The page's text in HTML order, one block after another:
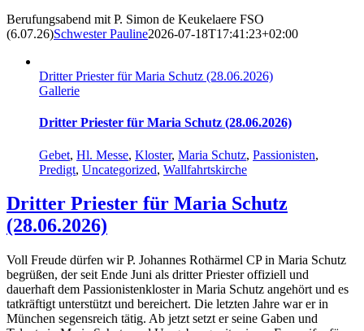
Berufungsabend mit P. Simon de Keukelaere FSO
(6.07.26)Schwester Pauline2026-07-18T17:41:23+02:00
Dritter Priester für Maria Schutz (28.06.2026)
Gallerie
Dritter Priester für Maria Schutz (28.06.2026)
Gebet, Hl. Messe, Kloster, Maria Schutz, Passionisten,
Predigt, Uncategorized, Wallfahrtskirche
Dritter Priester für Maria Schutz
(28.06.2026)
Voll Freude dürfen wir P. Johannes Rothärmel CP in Maria Schutz
begrüßen, der seit Ende Juni als dritter Priester offiziell und
dauerhaft dem Passionistenkloster in Maria Schutz angehört und es
tatkräftigt unterstützt und bereichert. Die letzten Jahre war er in
München segensreich tätig. Ab jetzt setzt er seine Gaben und